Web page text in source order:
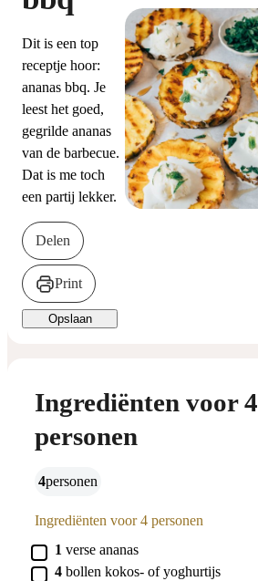
Dit is een top
receptje hoor:
ananas bbq. Je
leest het goed,
gegrilde ananas
van de barbecue.
Dat is me toch
een partij lekker.
Delen
Print
Opslaan
Ingrediënten voor 4
personen
4 personen
Ingrediënten voor 4 personen
▢
1 verse ananas
▢
4 bollen kokos- of yoghurtijs